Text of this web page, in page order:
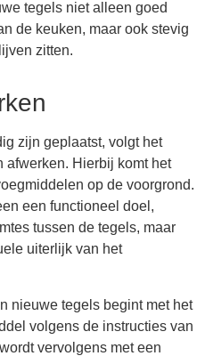
tegels niet alleen goed
de keuken, maar ook stevig
zitten.
zijn geplaatst, volgt het
afwerken. Hierbij komt het
op de voorgrond.
een functioneel doel,
tussen de tegels, maar
uiterlijk van het
nieuwe tegels begint met het
volgens de instructies van
vervolgens met een